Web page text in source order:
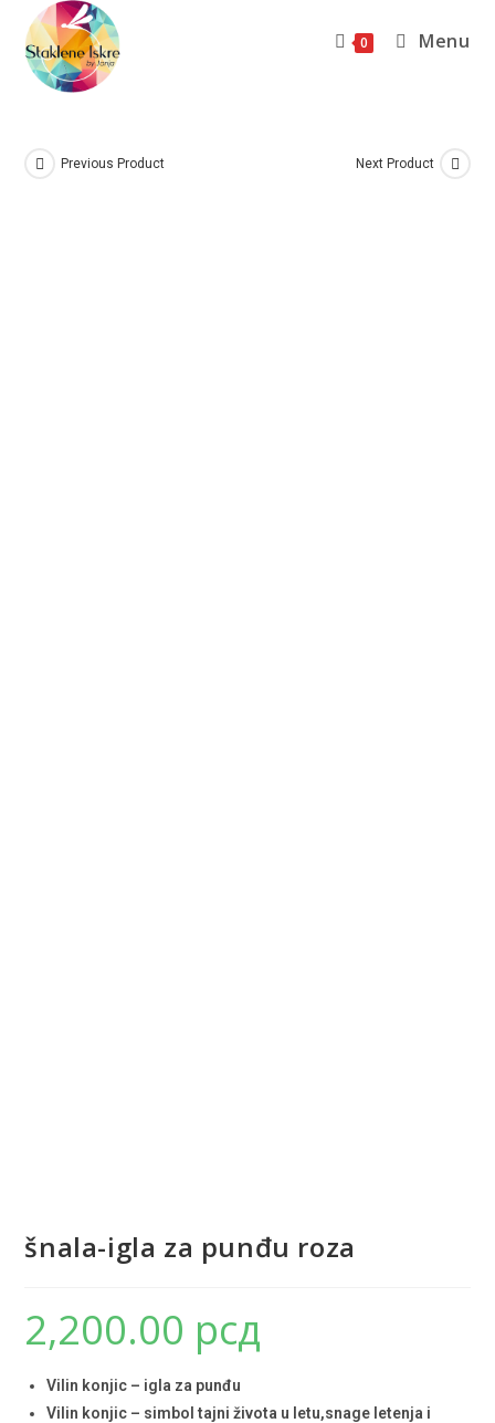
0 Menu
Previous Product Next Product
šnala-igla za punđu roza
2,200.00 рсд
Vilin konjic – igla za punđu
Vilin konjic – simbol tajni života u letu,snage letenja i